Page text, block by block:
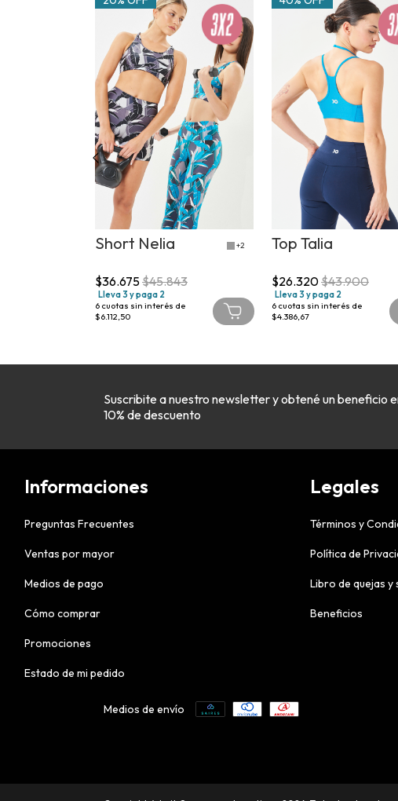
Short Nelia +2
$36.675$45.843
Lleva 3 y paga 2
6 cuotas sin interés de
$6.112,50
Top Talia
$26.320$43.900
Lleva 3 y paga 2
6 cuotas sin interés de
$4.386,67
Suscribite a nuestro newsletter y obtené un beneficio
10% de descuento
Informaciones
Preguntas Frecuentes
Ventas por mayor
Medios de pago
Cómo comprar
Promociones
Estado de mi pedido
Legales
Términos y
Política de
Libro de quejas y
Beneficios
Medios de envío